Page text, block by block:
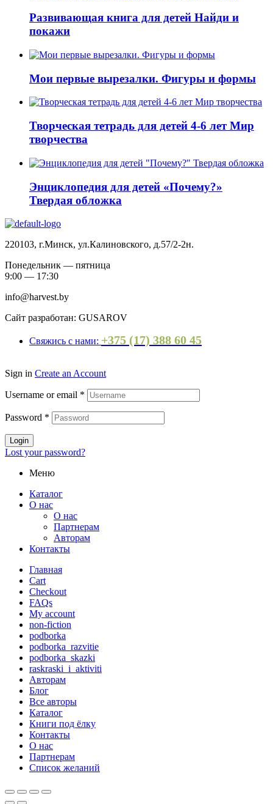
Развивающая книга для детей Найди и
покажи
Мои первые вырезалки. Фигуры и формы
Творческая тетрадь для детей 4-6 лет Мир
творчества
Энциклопедия для детей «Почему?»
Твердая обложка
220103, г.Минск, ул.Калиновского, д.57/2-2н.
Понедельник — пятница
9:00 — 17:30
info@harvest.by
Сайт разработан: GUSAROV
Свяжись с нами: +375 (17) 388 60 45
Sign in Create an Account
Username or email *
Password *
Login
Lost your password?
Меню
Каталог
О нас
О нас
Партнерам
Авторам
Контакты
Главная
Cart
Checkout
FAQs
My account
non-fiction
podborka
podborka_razvitie
podborka_skazki
raskraski_i_aktiviti
Авторам
Блог
Все авторы
Каталог
Книги под ёлку
Контакты
О нас
Партнерам
Список желаний